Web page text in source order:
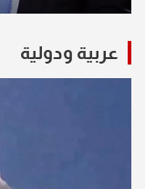
عربية ودولية